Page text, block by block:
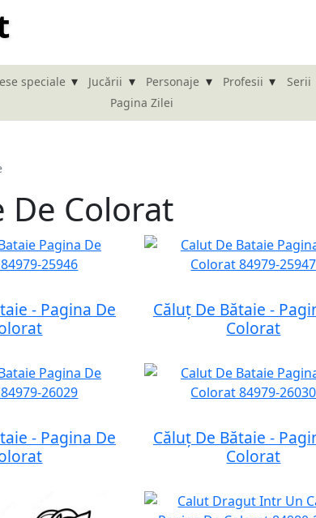
speciale ▾ Jucării ▾ Personaje ▾ Profesii ▾ Serii
Pagina Zilei
De Colorat
- Pagina De
Căluț De Bătaie -
Colorat
- Pagina De
Căluț De Bătaie -
Colorat